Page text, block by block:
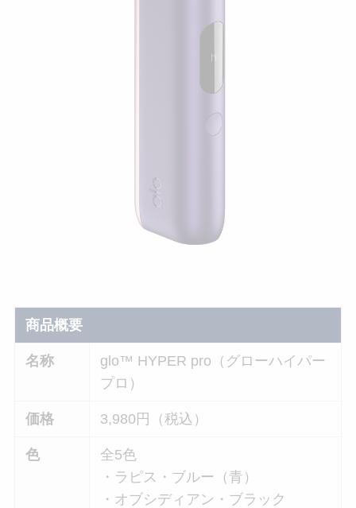
商品概要
名称
glo™ HYPER pro（グローハイパー
プロ）
価格 3,980円（税込）
色
全5色
・ラピス・ブルー（青）
・オブシディアン・ブラック